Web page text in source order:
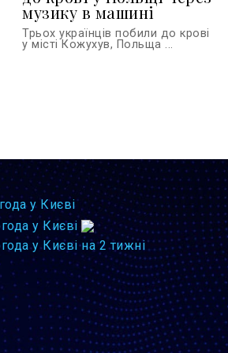
музику в машині
Трьох українців побили до крові
у місті Кожухув, Польща ...